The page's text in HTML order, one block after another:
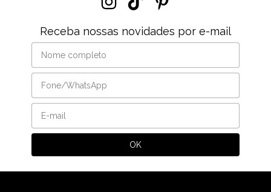
Receba nossas novidades por e-mail